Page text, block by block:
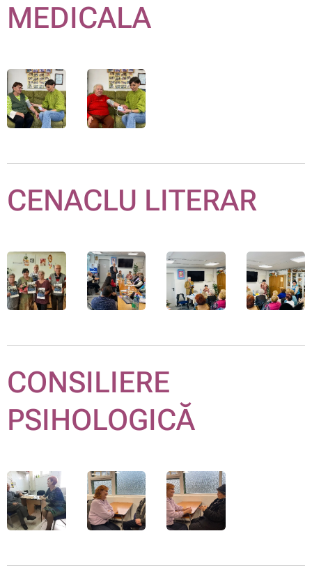
MEDICALA
CENACLU LITERAR
CONSILIERE
PSIHOLOGICĂ